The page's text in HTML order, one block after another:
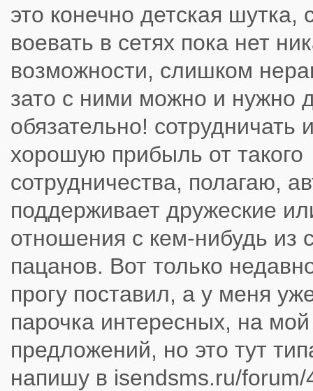
это конечно детская шутка,
воевать в сетях пока нет
возможности, слишком
зато с ними можно и нужно
обязательно! сотрудничать
хорошую прибыль от такого
сотрудничества, полагаю,
поддерживает дружеские
отношения с кем-нибудь из
пацанов. Вот только
прогу поставил, а у меня
парочка интересных, на мой
предложений, но это тут
напишу в isendsms.ru/